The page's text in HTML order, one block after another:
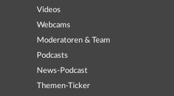
Videos
Webcams
Moderatoren & Team
Podcasts
News-Podcast
Themen-Ticker